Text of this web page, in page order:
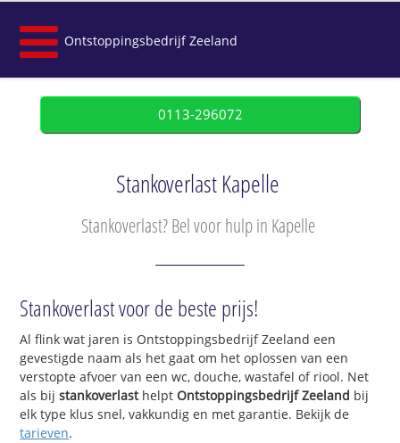
Ontstoppingsbedrijf Zeeland
0113-296072
Stankoverlast Kapelle
Stankoverlast? Bel voor hulp in Kapelle
Stankoverlast voor de beste prijs!
Al flink wat jaren is Ontstoppingsbedrijf Zeeland een
gevestigde naam als het gaat om het oplossen van een
verstopte afvoer van een wc, douche, wastafel of riool. Net
als bijstankoverlasthelptOntstoppingsbedrijf Zeeland bij
elk type klus snel, vakkundig en met garantie. Bekijk de
tarieven.